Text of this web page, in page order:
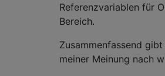
Referenzvariablen für
Bereich.
Zusammenfassend
meiner Meinung nach